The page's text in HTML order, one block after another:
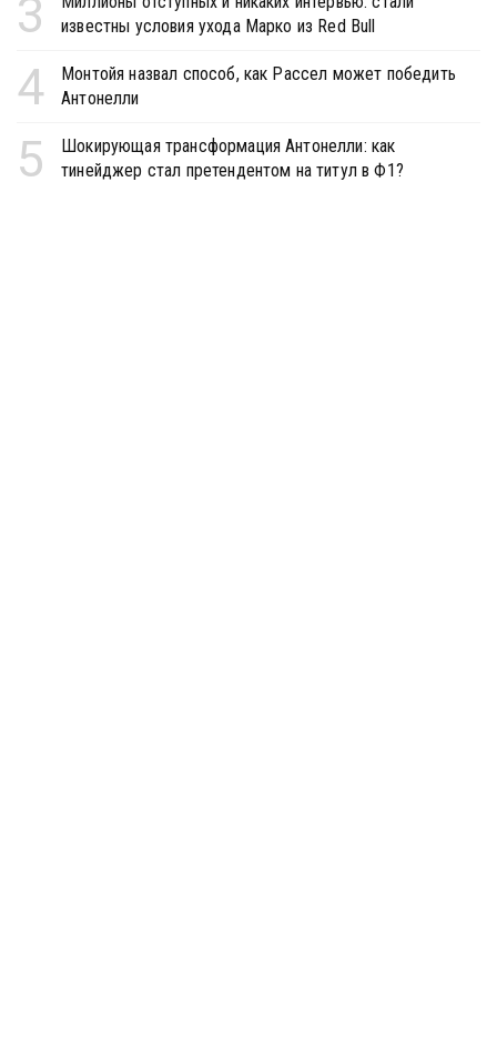
3
известны условия ухода Марко из Red Bull
4
Монтойя назвал способ, как Рассел может победить
Антонелли
5
Шокирующая трансформация Антонелли: как
тинейджер стал претендентом на титул в Ф1?